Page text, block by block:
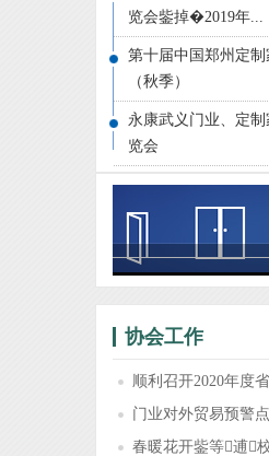
览会鈭掉�2019年...
第十届中国郑州定
（秋季）
永康武义门业、定
览会
协会工作
顺利召开2020年度
门业对外贸易预警
春暖花开鈭等逋